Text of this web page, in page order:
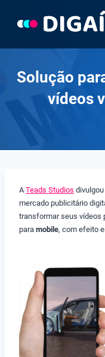
Solução
vídeos
A Teads Studios
mercado publicitário
transformar seus vídeos
para mobile, com efeito